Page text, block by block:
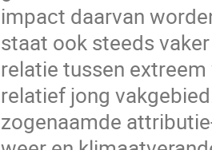
impact daarvan
staat ook steeds
relatie tussen
relatief jong
zogenaamde